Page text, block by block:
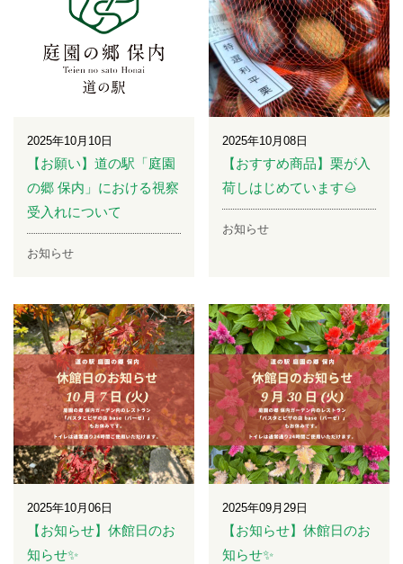
2025年10月10日
【お願い】道の駅「庭園
の郷 保内」における視察
受入れについて
お知らせ
2025年10月08日
【おすすめ商品】栗が入
荷しはじめています🌰
お知らせ
2025年10月06日
【お知らせ】休館日のお
知らせ✨
2025年09月29日
【お知らせ】休館日のお
知らせ✨